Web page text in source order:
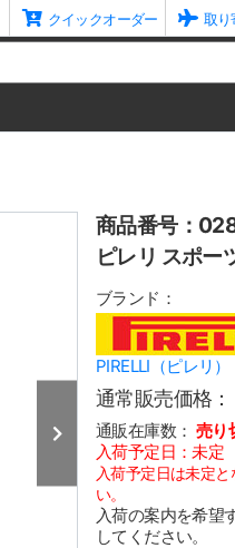
クイックオーダー 取り
商品番号：
ピレリ スポ
ブランド：
PIRELLI（ピレリ）
通常販売価格：
通販在庫数： 売り
入荷予定日：未定
入荷予定日は未定
い。
入荷の案内を希望
してください。